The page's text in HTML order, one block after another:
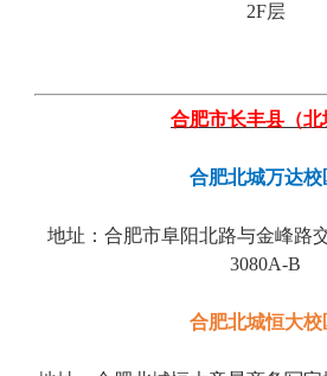
2F层
合肥市长丰县（北
合肥北城万达校
地址：合肥市阜阳北路与金峰路
3080A-B
合肥北城恒大校